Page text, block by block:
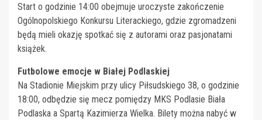
Start o godzinie 14:00 obejmuje uroczyste zakończenie
Ogólnopolskiego Konkursu Literackiego, gdzie zgromadzeni
będą mieli okazję spotkać się z autorami oraz pasjonatami
książek.
Futbolowe emocje w Białej Podlaskiej
Na Stadionie Miejskim przy ulicy Piłsudskiego 38, o godzinie
18:00, odbędzie się mecz pomiędzy MKS Podlasie Biała
Podlaska a Spartą Kazimierza Wielka. Bilety można nabyć w